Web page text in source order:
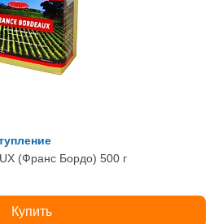
(Франс Бордо) 500 г
Купить